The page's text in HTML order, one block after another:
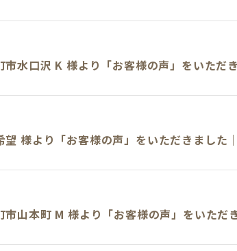
水口沢 K 様より「お客様の声」をいただ
様より「お客様の声」をいただきました
山本町 M 様より「お客様の声」をいただ